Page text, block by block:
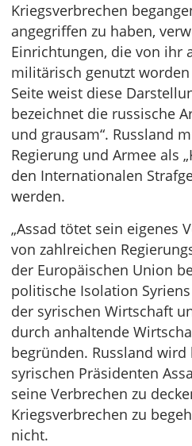
Kriegsverbrechen
angegriffen zu haben,
Einrichtungen, die von ihr
militärisch genutzt
Seite weist diese
bezeichnet die russische
und grausam“. Russland
Regierung und Armee als
den Internationalen
werden.
„Assad tötet sein eigenes
von zahlreichen
der Europäischen Union
politische Isolation
der syrischen Wirtschaft
durch anhaltende
begründen. Russland
syrischen Präsidenten
seine Verbrechen zu
Kriegsverbrechen zu
nicht.